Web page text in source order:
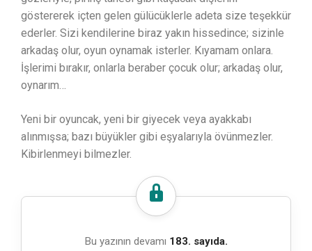
göstererek içten gelen gülücüklerle adeta size teşekkür
ederler. Sizi kendilerine biraz yakın hissedince; sizinle
arkadaş olur, oyun oynamak isterler. Kıyamam onlara.
İşlerimi bırakır, onlarla beraber çocuk olur; arkadaş olur,
oynarım…
Yeni bir oyuncak, yeni bir giyecek veya ayakkabı
alınmışsa; bazı büyükler gibi eşyalarıyla övünmezler.
Kibirlenmeyi bilmezler.
Bu yazının devamı 183. sayıda.